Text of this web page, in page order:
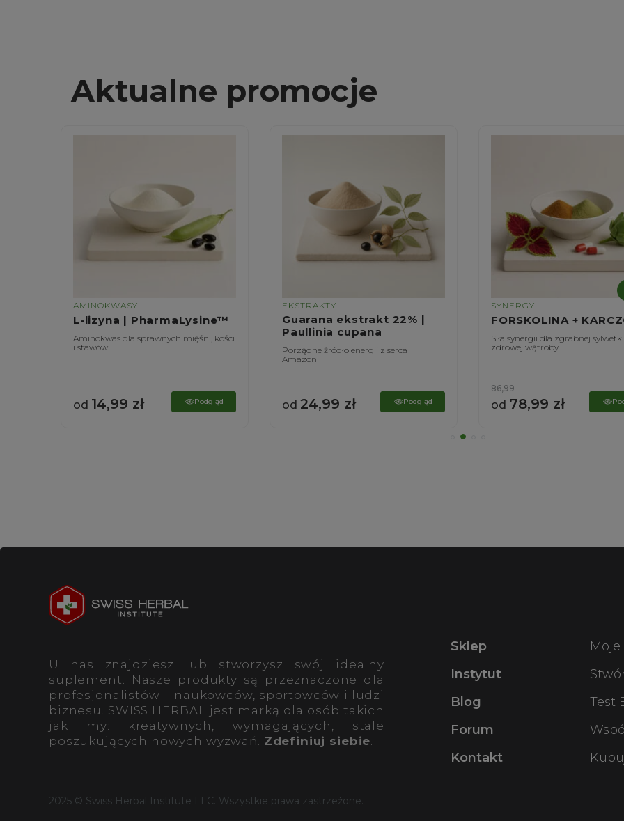
Aktualne promocje
AMINOKWASY
L-lizyna | PharmaLysine™
Aminokwas dla sprawnych mięśni, kości
i stawów
od 14,99 zł Podgląd
EKSTRAKTY
Guarana ekstrakt 22% |
Paullinia cupana
Porządne źródło energii z serca
Amazonii
od 24,99 zł Podgląd
SYNERGY
FORSKOLINA +
Siła synergii dla zgrabnej
zdrowej wątroby
od 78,99 zł
86,99
U nas znajdziesz lub stworzysz swój idealny
suplement. Nasze produkty są przeznaczone dla
profesjonalistów – naukowców, sportowców i ludzi
biznesu. SWISS HERBAL jest marką dla osób takich
jak my: kreatywnych, wymagających, stale
poszukujących nowych wyzwań. Zdefiniuj siebie.
Sklep
Instytut
Blog
Forum
Kontakt
Test
2025 © Swiss Herbal Institute LLC. Wszystkie prawa zastrzeżone.